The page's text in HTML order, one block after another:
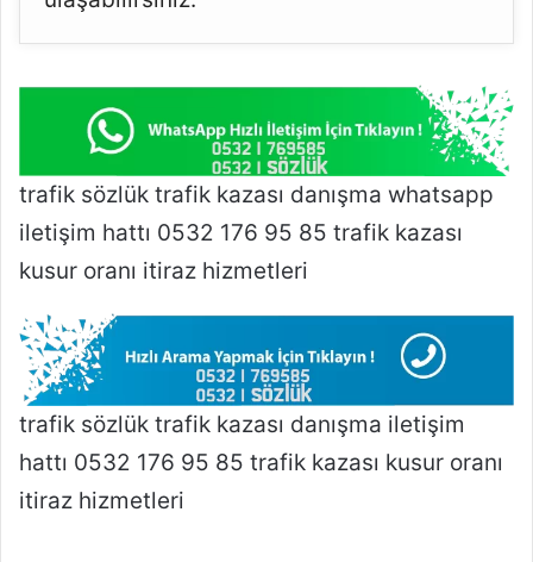
trafik sözlük trafik kazası danışma whatsapp
iletişim hattı 0532 176 95 85 trafik kazası
kusur oranı itiraz hizmetleri
trafik sözlük trafik kazası danışma iletişim
hattı 0532 176 95 85 trafik kazası kusur oranı
itiraz hizmetleri